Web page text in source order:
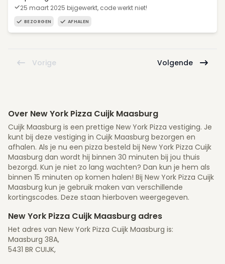
25 maart 2025 bijgewerkt, code werkt niet!
BEZORGEN AFHALEN
Vorige Volgende
Over New York Pizza Cuijk Maasburg
Cuijk Maasburg is een prettige New York Pizza vestiging. Je
kunt bij deze vestiging in Cuijk Maasburg bezorgen en
afhalen. Als je nu een pizza besteld bij New York Pizza Cuijk
Maasburg dan wordt hij binnen 30 minuten bij jou thuis
bezorgd. Kun je niet zo lang wachten? Dan kun je hem als
binnen 15 minuten op komen halen! Bij New York Pizza Cuijk
Maasburg kun je gebruik maken van verschillende
kortingscodes. Deze staan hierboven weergegeven.
New York Pizza Cuijk Maasburg adres
Het adres van New York Pizza Cuijk Maasburg is:
Maasburg 38A,
5431 BR CUIJK,